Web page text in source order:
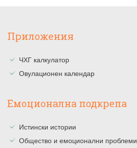
Приложения
ЧХГ калкулатор
Овулационен календар
Емоционална подкрепа
Истински истории
Общество и емоционални проблеми